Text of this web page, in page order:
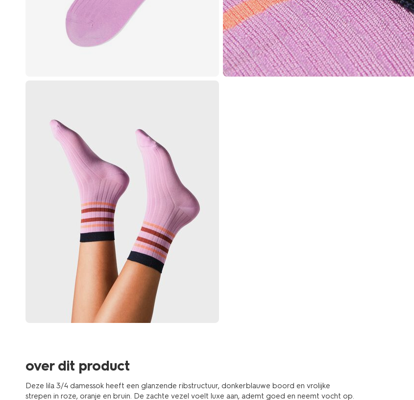
over dit product
Deze lila 3/4 damessok heeft een glanzende ribstructuur, donkerblauwe boord en vrolijke
strepen in roze, oranje en bruin. De zachte vezel voelt luxe aan, ademt goed en neemt vocht op.